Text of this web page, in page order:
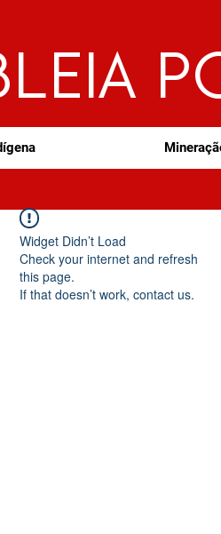
Widget Didn’t Load
Check your internet and refresh
this page.
If that doesn’t work, contact us.